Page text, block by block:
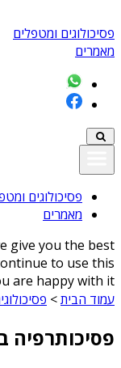
פסיכולוגים ומטפלים
מאמרים
פסיכולוגים
מאמרים
give you the best
to use this
are happy with it
עמוד הבית>
פסיכותרפיה